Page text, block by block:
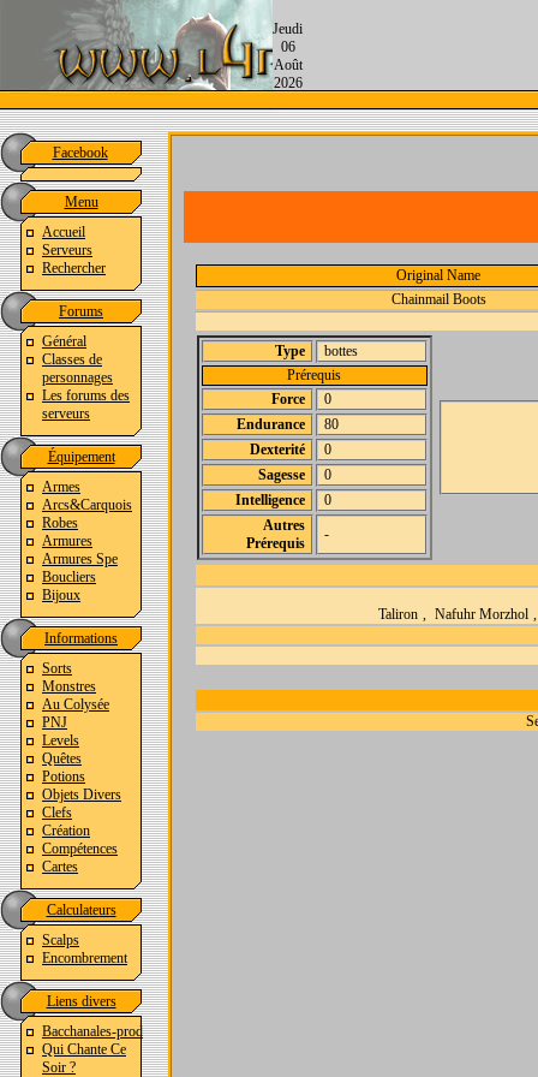
Jeudi
06
Août
2026
Facebook
Menu
Accueil
Serveurs
Rechercher
Forums
Général
Classes de
personnages
Les forums des
serveurs
Équipement
Armes
Arcs&Carquois
Robes
Armures
Armures Spe
Boucliers
Bijoux
Informations
Sorts
Monstres
Au Colysée
PNJ
Levels
Quêtes
Potions
Objets Divers
Clefs
Création
Compétences
Cartes
Calculateurs
Scalps
Encombrement
Liens divers
Bacchanales-prod
Qui Chante Ce
Soir ?
Original Name
Chainmail Boots
Type
bottes
Prérequis
Force
0
Endurance
80
Dexterité
0
Sagesse
0
Intelligence
0
Autres
Prérequis
-
Taliron , Nafuhr Morzhol